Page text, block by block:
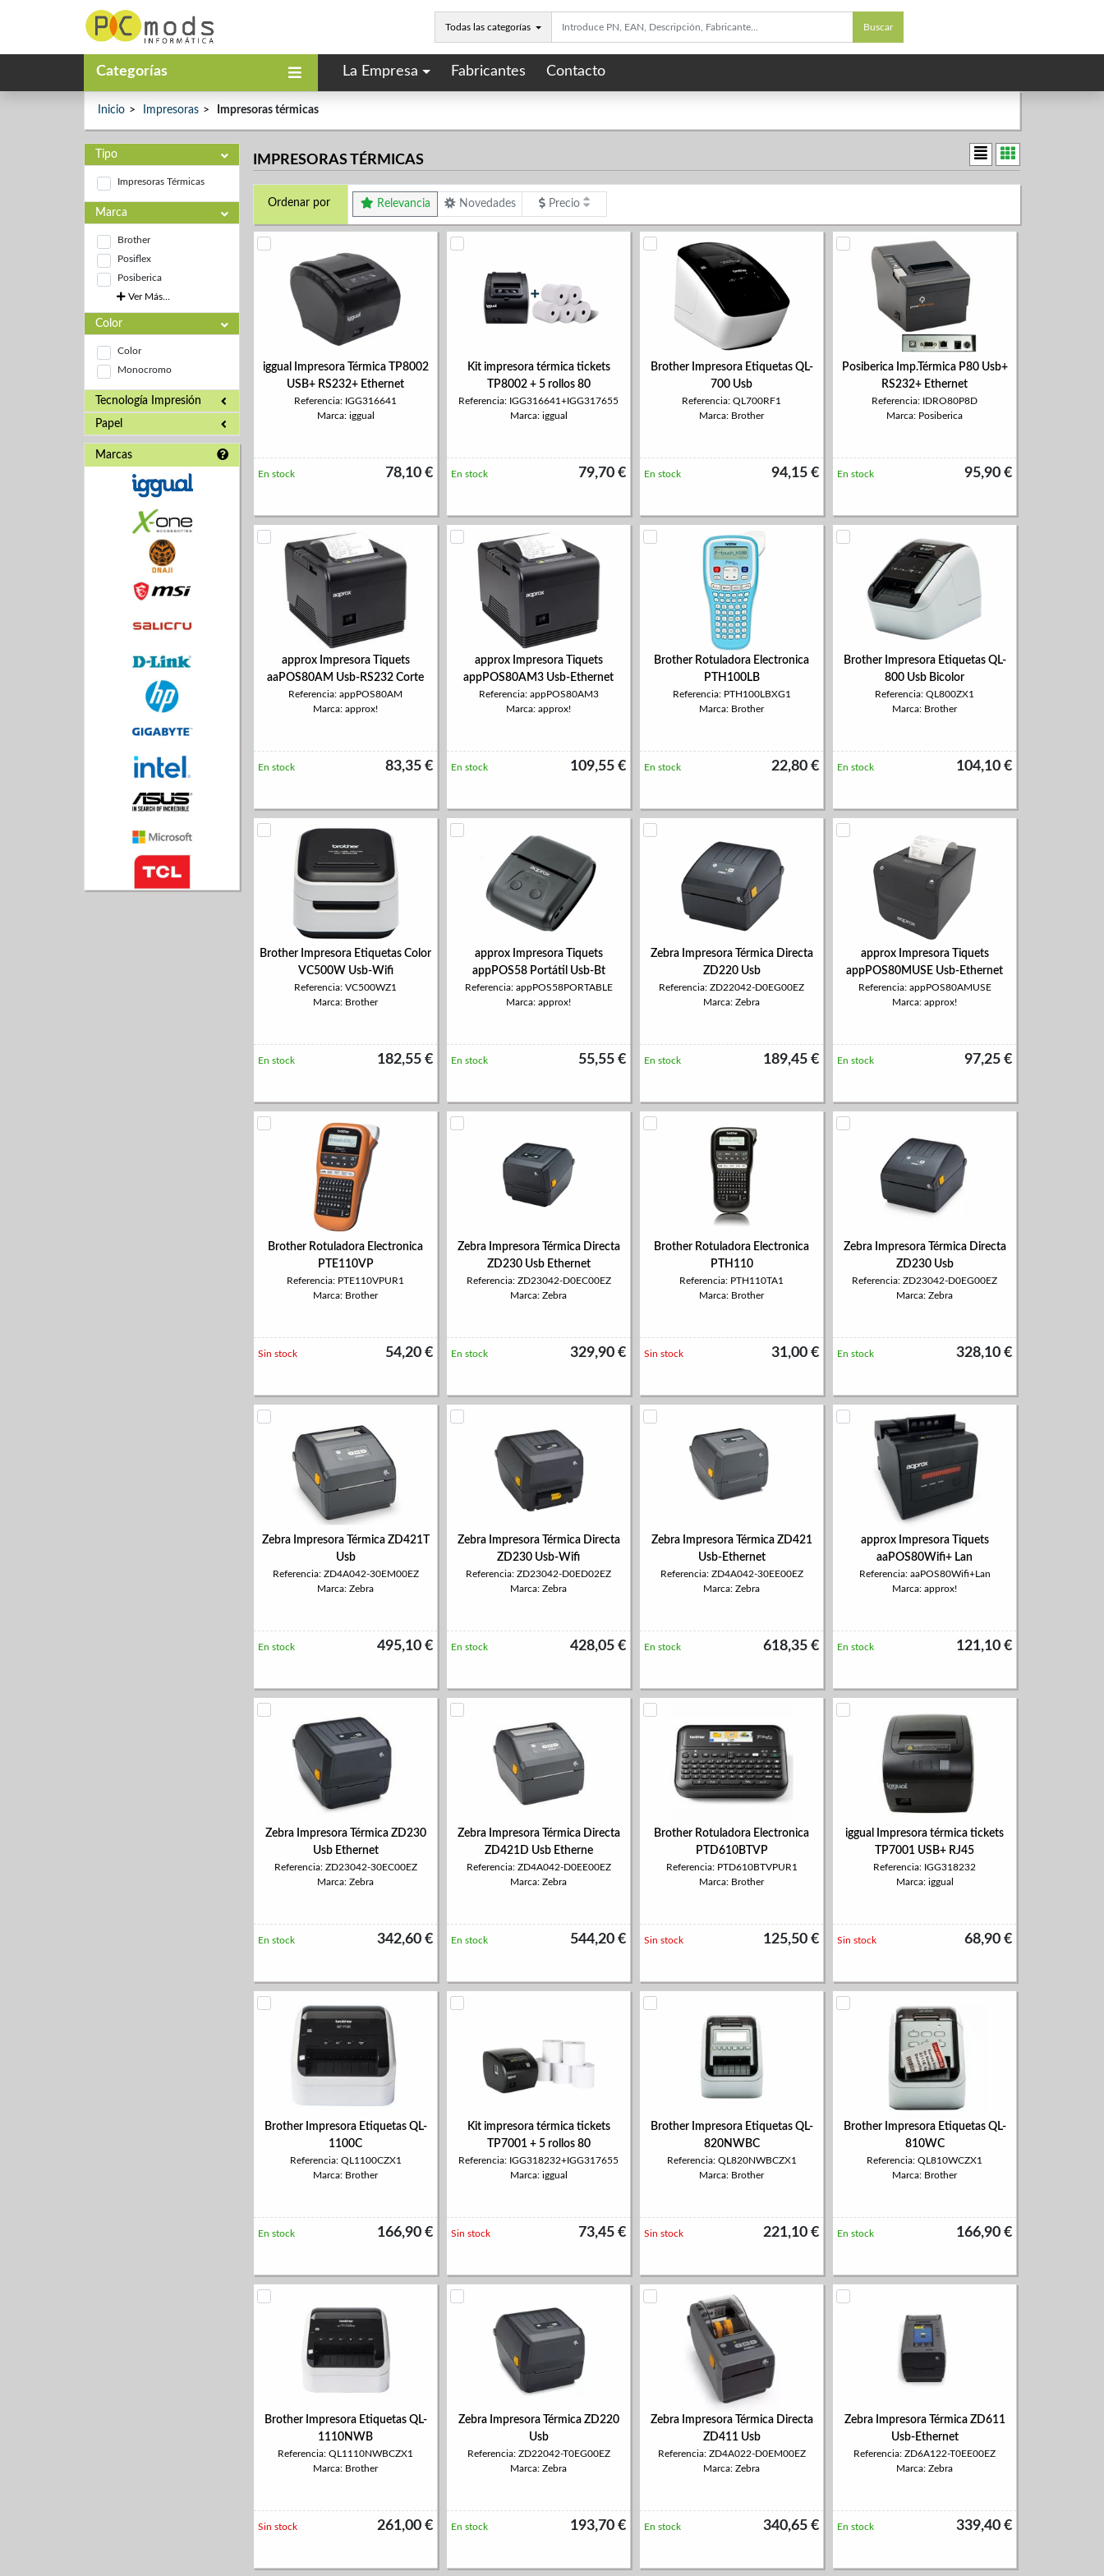
Todas las categorías Buscar
Categorías La Empresa Fabricantes Contacto
Inicio Impresoras Impresoras térmicas
Tipo
Impresoras Térmicas
Marca
Brother
Posiflex
Posiberica
Ver Más...
Color
Color
Monocromo
Tecnología Impresión
Papel
Marcas
IMPRESORAS TÉRMICAS
Ordenar por Relevancia Novedades Precio
iggual Impresora Térmica TP8002
USB+ RS232+ Ethernet
Referencia: IGG316641
Marca: iggual
78,10 €
En stock
Kit impresora térmica tickets
TP8002 + 5 rollos 80
Referencia: IGG316641+IGG317655
Marca: iggual
79,70 €
En stock
Brother Impresora Etiquetas QL-
700 Usb
Referencia: QL700RF1
Marca: Brother
94,15 €
En stock
Posiberica Imp.Térmica P80 Usb+
RS232+ Ethernet
Referencia: IDRO80P8D
Marca: Posiberica
95,90 €
En stock
approx Impresora Tiquets
aaPOS80AM Usb-RS232 Corte
Referencia: appPOS80AM
Marca: approx!
83,35 €
En stock
approx Impresora Tiquets
appPOS80AM3 Usb-Ethernet
Referencia: appPOS80AM3
Marca: approx!
109,55 €
En stock
Brother Rotuladora Electronica
PTH100LB
Referencia: PTH100LBXG1
Marca: Brother
22,80 €
En stock
Brother Impresora Etiquetas QL-
800 Usb Bicolor
Referencia: QL800ZX1
Marca: Brother
104,10 €
En stock
Brother Impresora Etiquetas Color
VC500W Usb-Wifi
Referencia: VC500WZ1
Marca: Brother
182,55 €
En stock
approx Impresora Tiquets
appPOS58 Portátil Usb-Bt
Referencia: appPOS58PORTABLE
Marca: approx!
55,55 €
En stock
Zebra Impresora Térmica Directa
ZD220 Usb
Referencia: ZD22042-D0EG00EZ
Marca: Zebra
189,45 €
En stock
approx Impresora Tiquets
appPOS80MUSE Usb-Ethernet
Referencia: appPOS80AMUSE
Marca: approx!
97,25 €
En stock
Brother Rotuladora Electronica
PTE110VP
Referencia: PTE110VPUR1
Marca: Brother
54,20 €
Sin stock
Zebra Impresora Térmica Directa
ZD230 Usb Ethernet
Referencia: ZD23042-D0EC00EZ
Marca: Zebra
329,90 €
En stock
Brother Rotuladora Electronica
PTH110
Referencia: PTH110TA1
Marca: Brother
31,00 €
Sin stock
Zebra Impresora Térmica Directa
ZD230 Usb
Referencia: ZD23042-D0EG00EZ
Marca: Zebra
328,10 €
En stock
Zebra Impresora Térmica ZD421T
Usb
Referencia: ZD4A042-30EM00EZ
Marca: Zebra
495,10 €
En stock
Zebra Impresora Térmica Directa
ZD230 Usb-Wifi
Referencia: ZD23042-D0ED02EZ
Marca: Zebra
428,05 €
En stock
Zebra Impresora Térmica ZD421
Usb-Ethernet
Referencia: ZD4A042-30EE00EZ
Marca: Zebra
618,35 €
En stock
approx Impresora Tiquets
aaPOS80Wifi+ Lan
Referencia: aaPOS80Wifi+Lan
Marca: approx!
121,10 €
En stock
Zebra Impresora Térmica ZD230
Usb Ethernet
Referencia: ZD23042-30EC00EZ
Marca: Zebra
342,60 €
En stock
Zebra Impresora Térmica Directa
ZD421D Usb Etherne
Referencia: ZD4A042-D0EE00EZ
Marca: Zebra
544,20 €
En stock
Brother Rotuladora Electronica
PTD610BTVP
Referencia: PTD610BTVPUR1
Marca: Brother
125,50 €
Sin stock
iggual Impresora térmica tickets
TP7001 USB+ RJ45
Referencia: IGG318232
Marca: iggual
68,90 €
Sin stock
Brother Impresora Etiquetas QL-
1100C
Referencia: QL1100CZX1
Marca: Brother
166,90 €
En stock
Kit impresora térmica tickets
TP7001 + 5 rollos 80
Referencia: IGG318232+IGG317655
Marca: iggual
73,45 €
Sin stock
Brother Impresora Etiquetas QL-
820NWBC
Referencia: QL820NWBCZX1
Marca: Brother
221,10 €
Sin stock
Brother Impresora Etiquetas QL-
810WC
Referencia: QL810WCZX1
Marca: Brother
166,90 €
En stock
Brother Impresora Etiquetas QL-
1110NWB
Referencia: QL1110NWBCZX1
Marca: Brother
261,00 €
Sin stock
Zebra Impresora Térmica ZD220
Usb
Referencia: ZD22042-T0EG00EZ
Marca: Zebra
193,70 €
En stock
Zebra Impresora Térmica Directa
ZD411 Usb
Referencia: ZD4A022-D0EM00EZ
Marca: Zebra
340,65 €
En stock
Zebra Impresora Térmica ZD611
Usb-Ethernet
Referencia: ZD6A122-T0EE00EZ
Marca: Zebra
339,40 €
En stock